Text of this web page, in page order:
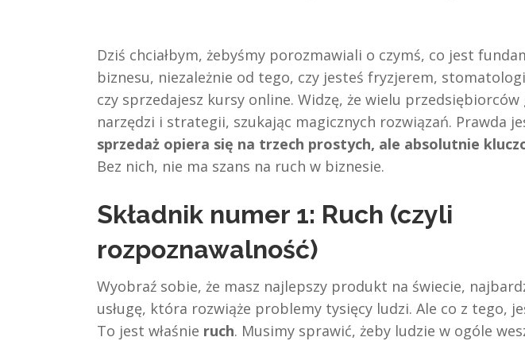
Dziś chciałbym, żebyśmy porozmawiali o czymś, co jest
biznesu, niezależnie od tego, czy jesteś fryzjerem,
czy sprzedajesz kursy online. Widzę, że wielu przedsiębiorców
narzędzi i strategii, szukając magicznych rozwiązań. Prawda
sprzedaż opiera się na trzech prostych, ale absolutnie
Bez nich, nie ma szans na ruch w biznesie.
Składnik numer 1: Ruch (czyli
rozpoznawalność)
Wyobraź sobie, że masz najlepszy produkt na świecie,
usługę, która rozwiąże problemy tysięcy ludzi. Ale co z tego,
To jest właśnie ruch. Musimy sprawić, żeby ludzie w ogóle